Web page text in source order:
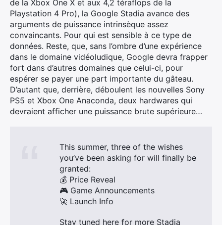
de la Xbox One X et aux 4,2 téraflops de la
Playstation 4 Pro), la Google Stadia avance des
arguments de puissance intrinsèque assez
convaincants. Pour qui est sensible à ce type de
données. Reste, que, sans l’ombre d’une expérience
dans le domaine vidéoludique, Google devra frapper
fort dans d’autres domaines que celui-ci, pour
espérer se payer une part importante du gâteau.
D’autant que, derrière, déboulent les nouvelles Sony
PS5 et Xbox One Anaconda, deux hardwares qui
devraient afficher une puissance brute supérieure…
This summer, three of the wishes
you’ve been asking for will finally be
granted:
💰 Price Reveal
🎮 Game Announcements
🚀 Launch Info
Stay tuned here for more Stadia